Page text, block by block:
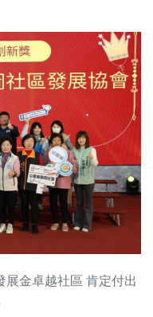
展金卓越社區 肯定付出